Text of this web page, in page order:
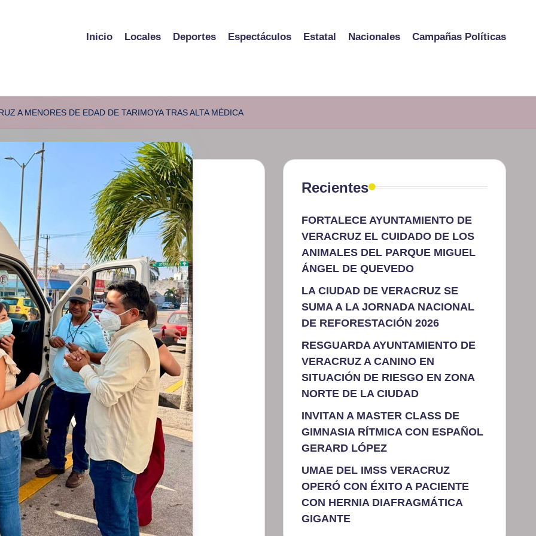
Inicio Locales Deportes Espectáculos Estatal Nacionales Campañas Políticas
A MENORES DE EDAD DE TARIMOYA TRAS ALTA MÉDICA
Recientes
FORTALECE AYUNTAMIENTO DE
VERACRUZ EL CUIDADO DE LOS
ANIMALES DEL PARQUE MIGUEL
ÁNGEL DE QUEVEDO
LA CIUDAD DE VERACRUZ SE
SUMA A LA JORNADA NACIONAL
DE REFORESTACIÓN 2026
RESGUARDA AYUNTAMIENTO DE
VERACRUZ A CANINO EN
SITUACIÓN DE RIESGO EN ZONA
NORTE DE LA CIUDAD
INVITAN A MASTER CLASS DE
GIMNASIA RÍTMICA CON ESPAÑOL
GERARD LÓPEZ
UMAE DEL IMSS VERACRUZ
OPERÓ CON ÉXITO A PACIENTE
CON HERNIA DIAFRAGMÁTICA
GIGANTE